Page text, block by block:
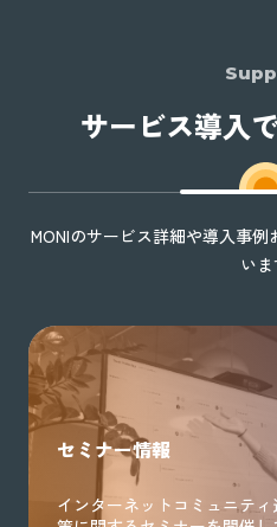
サービス導入
MONIのサービス詳細や導入事
い
セミナー情報
インターネットコミュニテ